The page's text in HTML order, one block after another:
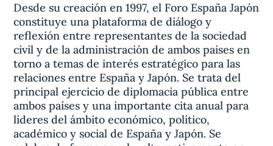
Desde su creación en 1997, el Foro España Japón
constituye una plataforma de diálogo y
reflexión entre representantes de la sociedad
civil y de la administración de ambos países en
torno a temas de interés estratégico para las
relaciones entre España y Japón. Se trata del
principal ejercicio de diplomacia pública entre
ambos países y una importante cita anual para
líderes del ámbito económico, político,
académico y social de España y Japón. Se